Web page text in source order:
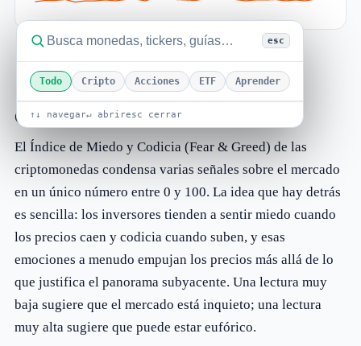
esc
Todo Cripto Acciones ETF Aprender
↑↓ navegar↵ abriresc cerrar
Qué mide el índice
El Índice de Miedo y Codicia (Fear & Greed) de las
criptomonedas condensa varias señales sobre el mercado
en un único número entre 0 y 100. La idea que hay detrás
es sencilla: los inversores tienden a sentir miedo cuando
los precios caen y codicia cuando suben, y esas
emociones a menudo empujan los precios más allá de lo
que justifica el panorama subyacente. Una lectura muy
baja sugiere que el mercado está inquieto; una lectura
muy alta sugiere que puede estar eufórico.